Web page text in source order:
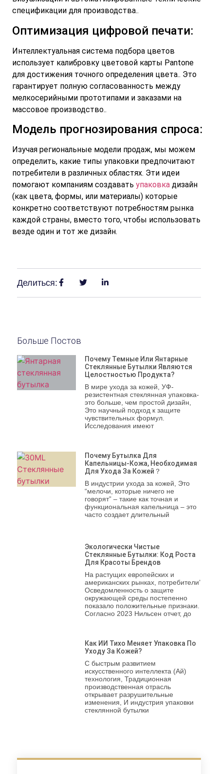
спецификации для производства..
Оптимизация цифровой печати:
Интеллектуальная система подбора цветов
использует калибровку цветовой карты Pantone
для достижения точного определения цвета.. Это
гарантирует полную согласованность между
мелкосерийными прототипами и заказами на
массовое производство..
Модель прогнозирования спроса:
Изучая региональные модели продаж, мы можем
определить, какие типы упаковки предпочитают
потребители в различных областях. Эти идеи
помогают компаниям создавать упаковка дизайн
(как цвета, формы, или материалы) которые
конкретно соответствуют потребностям рынка
каждой страны, вместо того, чтобы использовать
везде один и тот же дизайн.
Делиться:
Больше Постов
Почему Темные Или Янтарные
Стеклянные Бутылки Являются
Целостностью Продукта?
В мире ухода за кожей, УФ-
резистентная стеклянная упаковка-
это больше, чем простой дизайн,
Это научный подход к защите
чувствительных формул.
Исследования имеют
Почему Бутылка Для
Капельницы-Кожа, Необходимая
Для Ухода За Кожей？
В индустрии ухода за кожей, Это
“мелочи, которые ничего не
говорят” – такие как точная и
функциональная капельница – это
часто создает длительный
Экологически Чистые
Стеклянные Бутылки: Код Роста
Для Красоты Брендов
На растущих европейских и
американских рынках, потребители’
Осведомленность о защите
окружающей среды постепенно
показало положительные признаки.
Согласно 2023 Нильсен отчет, до
Как ИИ Тихо Меняет Упаковка По
Уходу За Кожей?
С быстрым развитием
искусственного интеллекта (Ай)
технология, Традиционная
производственная отрасль
открывает разрушительные
изменения, И индустрия упаковки
стеклянной бутылки